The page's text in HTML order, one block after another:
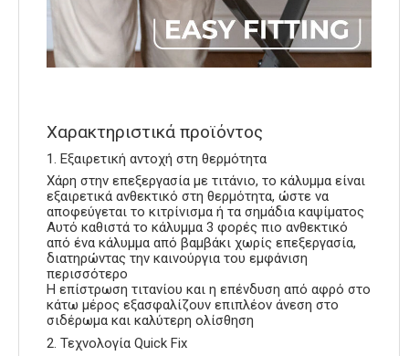
Χαρακτηριστικά προϊόντος
1. Εξαιρετική αντοχή στη θερμότητα
Χάρη στην επεξεργασία με τιτάνιο, το κάλυμμα είναι
εξαιρετικά ανθεκτικό στη θερμότητα, ώστε να
αποφεύγεται το κιτρίνισμα ή τα σημάδια καψίματος
Αυτό καθιστά το κάλυμμα 3 φορές πιο ανθεκτικό
από ένα κάλυμμα από βαμβάκι χωρίς επεξεργασία,
διατηρώντας την καινούργια του εμφάνιση
περισσότερο
Η επίστρωση τιτανίου και η επένδυση από αφρό στο
κάτω μέρος εξασφαλίζουν επιπλέον άνεση στο
σιδέρωμα και καλύτερη ολίσθηση
2. Τεχνολογία Quick Fix